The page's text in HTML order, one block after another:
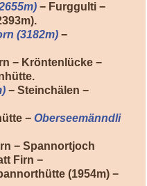
− Furggulti −
(3182m) −
− Kröntenlücke −
− Steinchälen −
− Oberseemänndli
− Spannortjoch
Firn −
(1954m) −